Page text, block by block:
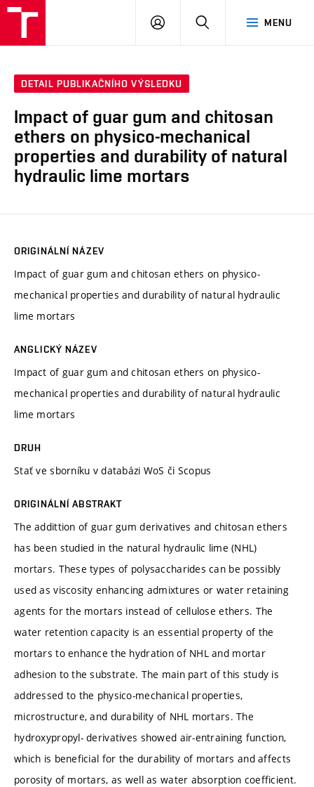
MENU
PŘIHLÁSIT
DETAIL PUBLIKAČNÍHO VÝSLEDKU
Impact of guar gum and chitosan
ethers on physico-mechanical
properties and durability of natural
hydraulic lime mortars
ORIGINÁLNÍ NÁZEV
Impact of guar gum and chitosan ethers on physico-
mechanical properties and durability of natural hydraulic
lime mortars
ANGLICKÝ NÁZEV
Impact of guar gum and chitosan ethers on physico-
mechanical properties and durability of natural hydraulic
lime mortars
DRUH
Stať ve sborníku v databázi WoS či Scopus
ORIGINÁLNÍ ABSTRAKT
The addittion of guar gum derivatives and chitosan ethers
has been studied in the natural hydraulic lime (NHL)
mortars. These types of polysaccharides can be possibly
used as viscosity enhancing admixtures or water retaining
agents for the mortars instead of cellulose ethers. The
water retention capacity is an essential property of the
mortars to enhance the hydration of NHL and mortar
adhesion to the substrate. The main part of this study is
addressed to the physico-mechanical properties,
microstructure, and durability of NHL mortars. The
hydroxypropyl- derivatives showed air-entraining function,
which is beneficial for the durability of mortars and affects
porosity of mortars, as well as water absorption coefficient.